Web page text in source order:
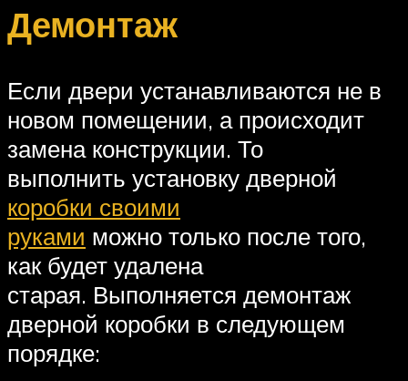
Демонтаж
Если двери устанавливаются не в
новом помещении, а происходит
замена конструкции. То
выполнить установку дверной
коробки своими
руками можно только после того,
как будет удалена
старая. Выполняется демонтаж
дверной коробки в следующем
порядке: